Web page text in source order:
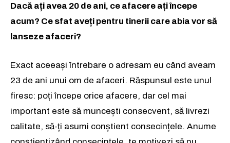
Dacă ați avea 20 de ani, ce afacere ați începe
acum? Ce sfat aveți pentru tinerii care abia vor să
lanseze afaceri?
Exact aceeași întrebare o adresam eu când aveam
23 de ani unui om de afaceri. Răspunsul este unul
firesc: poți începe orice afacere, dar cel mai
important este să muncești consecvent, să livrezi
calitate, să-ți asumi conștient consecințele. Anume